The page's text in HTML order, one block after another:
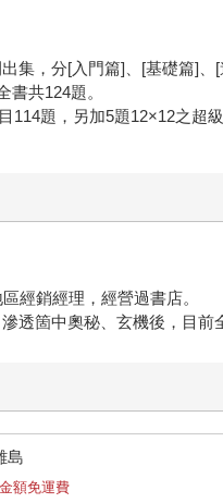
集，分[入門篇]、[基礎篇]、[
書共124題。
114題，另加5題12×12之超級
經銷經理，經營過書店。
透箇中奧秘、玄機後，目前
島
額免運費